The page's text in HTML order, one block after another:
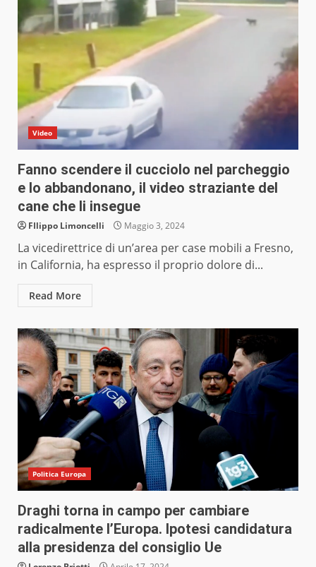
Video
Fanno scendere il cucciolo nel parcheggio
e lo abbandonano, il video straziante del
cane che li insegue
FIlippo Limoncelli Maggio 3, 2024
La vicedirettrice di un’area per case mobili a Fresno,
in California, ha espresso il proprio dolore di...
Read More
Politica Europa
Draghi torna in campo per cambiare
radicalmente l’Europa. Ipotesi candidatura
alla presidenza del consiglio Ue